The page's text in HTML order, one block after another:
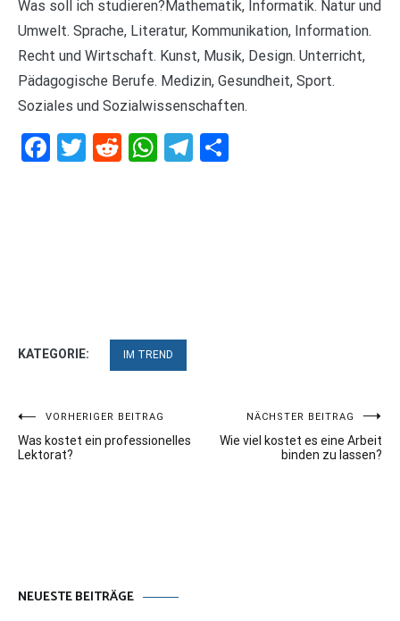
Was soll ich studieren?Mathematik, Informatik. Natur und
Umwelt. Sprache, Literatur, Kommunikation, Information.
Recht und Wirtschaft. Kunst, Musik, Design. Unterricht,
Pädagogische Berufe. Medizin, Gesundheit, Sport.
Soziales und Sozialwissenschaften.
Facebook
Twitter
RedditWhatsApp
Telegram
KATEGORIE: IM TREND
Beitragsnavigation
VORHERIGER BEITRAG
Was kostet ein professionelles
Lektorat?
NÄCHSTER BEITRAG
Wie viel kostet es eine Arbeit
binden zu lassen?
NEUESTE BEITRÄGE